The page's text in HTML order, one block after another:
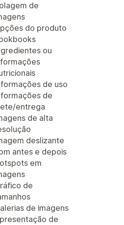
de
do produto
ou
de uso
de
entrega
de alta
deslizante
antes e depois
em
de
de imagens
de